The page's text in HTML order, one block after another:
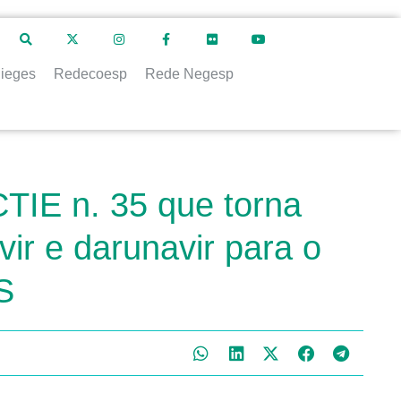
Redecoesp Rede Negesp
n. 35 que torna
e darunavir para o